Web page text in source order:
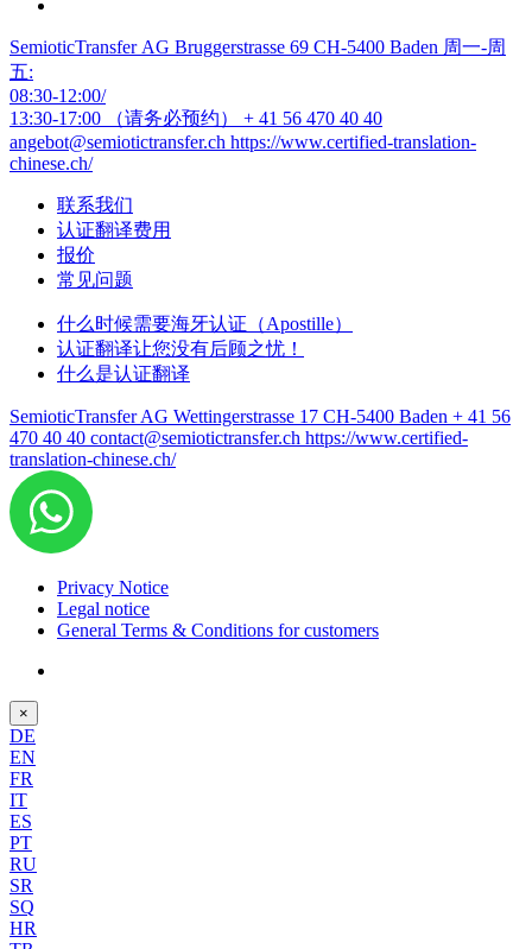
SemioticTransfer AG Bruggerstrasse 69 CH-5400 Baden 周一-周
五:
08:30-12:00/
13:30-17:00 （请务必预约） + 41 56 470 40 40
angebot@semiotictransfer.ch https://www.certified-translation-
chinese.ch/
联系我们
认证翻译费用
报价
常见问题
什么时候需要海牙认证（Apostille）
认证翻译让您没有后顾之忧！
什么是认证翻译
SemioticTransfer AG Wettingerstrasse 17 CH-5400 Baden + 41 56
470 40 40 contact@semiotictransfer.ch https://www.certified-
translation-chinese.ch/
Privacy Notice
Legal notice
General Terms & Conditions for customers
×
DE
EN
FR
IT
ES
PT
RU
SR
SQ
HR